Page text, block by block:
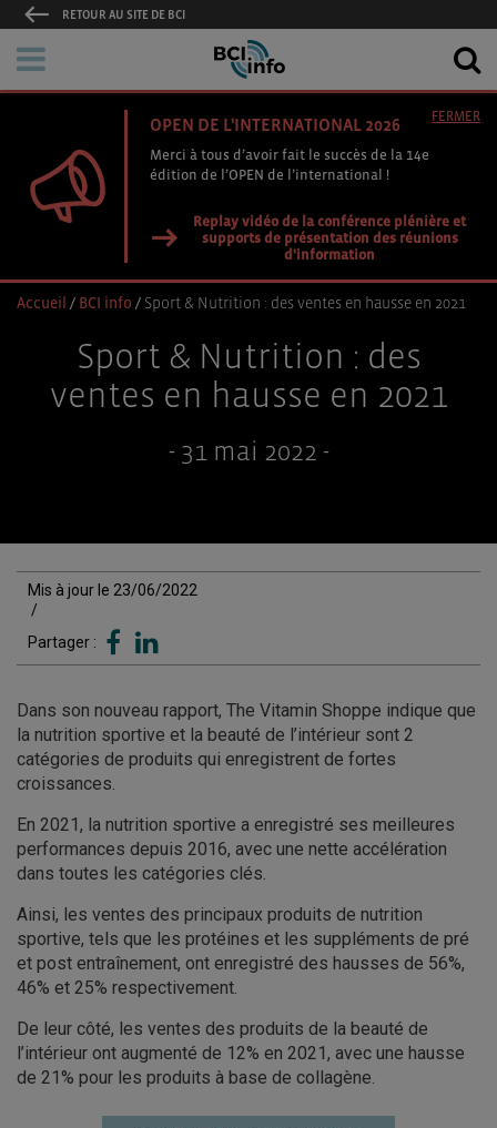
RETOUR AU SITE DE BCI
OPEN DE L'INTERNATIONAL 2026
Merci à tous d’avoir fait le succès de la 14e
édition de l’OPEN de l’international !
Replay vidéo de la conférence plénière et
supports de présentation des réunions
d'information
FERMER
Accueil / BCI info / Sport & Nutrition : des ventes en hausse en 2021
Sport & Nutrition : des
ventes en hausse en 2021
- 31 mai 2022 -
Mis à jour le 23/06/2022
/
Partager :
Dans son nouveau rapport, The Vitamin Shoppe indique que
la nutrition sportive et la beauté de l’intérieur sont 2
catégories de produits qui enregistrent de fortes
croissances.
En 2021, la nutrition sportive a enregistré ses meilleures
performances depuis 2016, avec une nette accélération
dans toutes les catégories clés.
Ainsi, les ventes des principaux produits de nutrition
sportive, tels que les protéines et les suppléments de pré
et post entraînement, ont enregistré des hausses de 56%,
46% et 25% respectivement.
De leur côté, les ventes des produits de la beauté de
l’intérieur ont augmenté de 12% en 2021, avec une hausse
de 21% pour les produits à base de collagène.